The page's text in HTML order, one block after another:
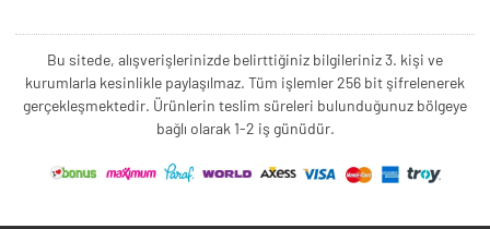
Bu sitede, alışverişlerinizde belirttiğiniz bilgileriniz 3. kişi ve
kurumlarla kesinlikle paylaşılmaz. Tüm işlemler 256 bit şifrelenerek
gerçekleşmektedir. Ürünlerin teslim süreleri bulunduğunuz bölgeye
bağlı olarak 1-2 iş günüdür.